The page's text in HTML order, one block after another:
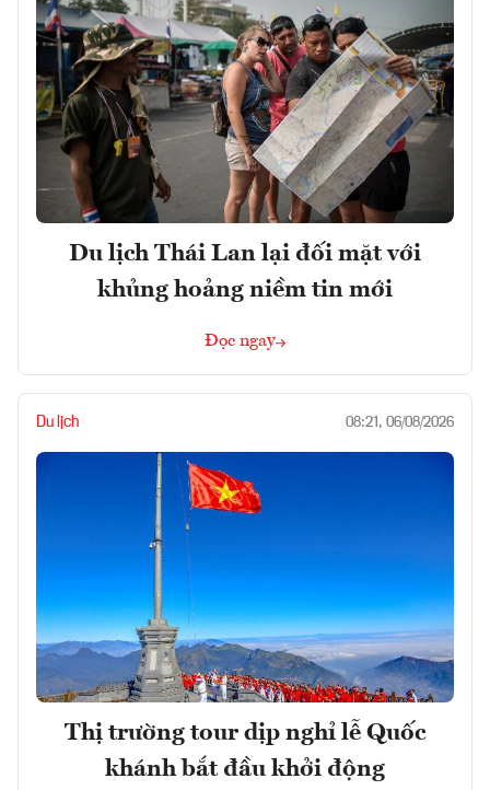
Du lịch Thái Lan lại đối mặt với
khủng hoảng niềm tin mới
Đọc ngay
Du lịch 08:21, 06/08/2026
Thị trường tour dịp nghỉ lễ Quốc
khánh bắt đầu khởi động